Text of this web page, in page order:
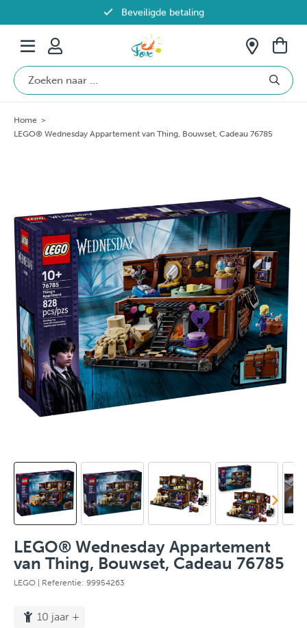
Beveiligde betaling
Gratis verzending vanaf €69 in België
Home >
LEGO® Wednesday Appartement van Thing, Bouwset, Cadeau 76785
LEGO® Wednesday Appartement
van Thing, Bouwset, Cadeau 76785
LEGO | Referentie: 99954263
10 jaar +